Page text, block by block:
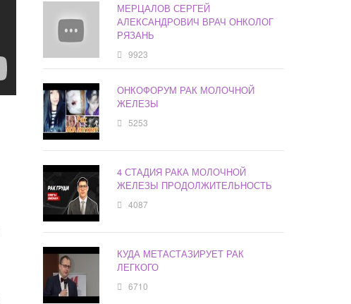
МЕРЦАЛОВ СЕРГЕЙ
АЛЕКСАНДРОВИЧ ВРАЧ ОНКОЛОГ
РЯЗАНЬ
9923
ОНКОФОРУМ РАК МОЛОЧНОЙ
ЖЕЛЕЗЫ
5253
4 СТАДИЯ РАКА МОЛОЧНОЙ
ЖЕЛЕЗЫ ПРОДОЛЖИТЕЛЬНОСТЬ
4087
КУДА МЕТАСТАЗИРУЕТ РАК
ЛЕГКОГО
6710